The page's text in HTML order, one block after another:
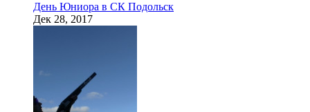
День Юниора в СК Подольск
Дек 28, 2017